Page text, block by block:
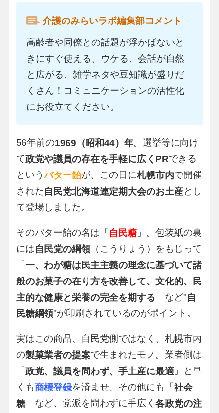
介護のみらいラボ編集部コメント
高齢者や同僚との話題が浮かばないと
きにすぐ使える、ウケる、会話が自然
と広がる、雑学ネタや豆知識が盛りだ
くさん！コミュニケーションの活性化
にお役立てください。
56年前の1969（昭和44）年。選挙等に向け
て政党や議員の存在を手軽に広くPRできる
という バター飴が、この日に札幌市内で開催
された自民党北海道連定期大会のお土産とし
て登場しました。
そのバター飴の名は「 自民糖」。包装紙の裏
には自民党の綱領（こうりょう）をもじって
「 一、わが糖は民主主義の理念に基づいて諸
般のお菓子の在り方を改善して、文化的、民
主的な健康と栄養の完全を期する 」など"自
民糖綱領"が印刷されているのがポイント。
実はこの商品、自民党側ではなく、札幌市内
の製菓業者の提案で生まれたモノ。業者側は
「 政党、議員を問わず、手土産に最適 」と早
くも商標登録を済ませ、その他にも「 社会
糖」など、党派を問わずに手広く 各政党の注